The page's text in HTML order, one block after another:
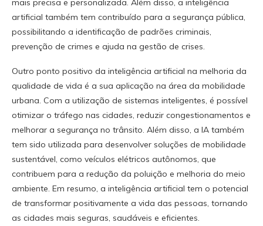
mais precisa e personalizada. Além disso, a inteligência
artificial também tem contribuído para a segurança pública,
possibilitando a identificação de padrões criminais,
prevenção de crimes e ajuda na gestão de crises.
Outro ponto positivo da inteligência artificial na melhoria da
qualidade de vida é a sua aplicação na área da mobilidade
urbana. Com a utilização de sistemas inteligentes, é possível
otimizar o tráfego nas cidades, reduzir congestionamentos e
melhorar a segurança no trânsito. Além disso, a IA também
tem sido utilizada para desenvolver soluções de mobilidade
sustentável, como veículos elétricos autônomos, que
contribuem para a redução da poluição e melhoria do meio
ambiente. Em resumo, a inteligência artificial tem o potencial
de transformar positivamente a vida das pessoas, tornando
as cidades mais seguras, saudáveis e eficientes.